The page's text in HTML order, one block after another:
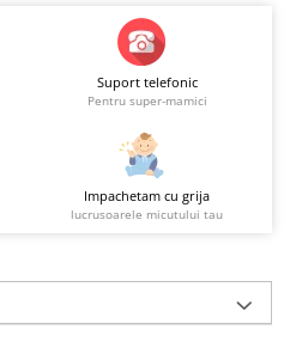
Suport telefonic
Pentru super-mamici
Impachetam cu grija
lucrusoarele micutului tau